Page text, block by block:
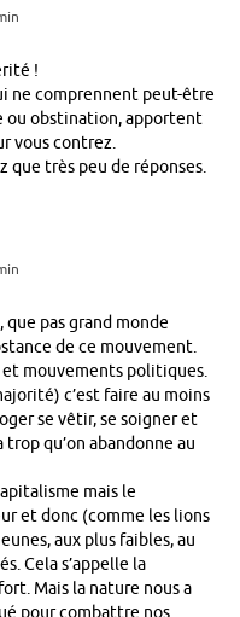
!
ne comprennent peut-être
ou obstination, apportent
vous contrez.
que très peu de réponses.
que pas grand monde
de ce mouvement.
et mouvements politiques.
c’est faire au moins
se vêtir, se soigner et
qu’on abandonne au
mais le
et donc (comme les lions
aux plus faibles, au
Cela s’appelle la
Mais la nature nous a
pour combattre nos